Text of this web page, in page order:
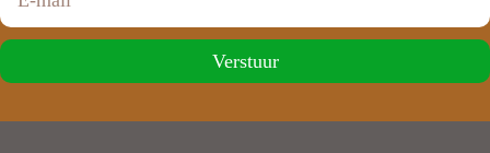
Verstuur